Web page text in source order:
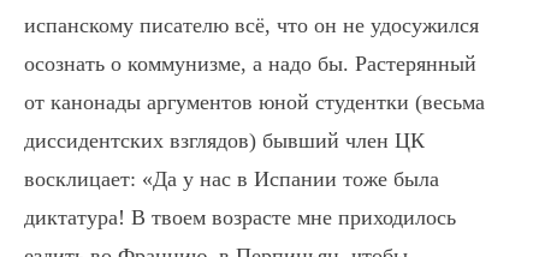
испанскому писателю всё, что он не удосужился
осознать о коммунизме, а надо бы. Растерянный
от канонады аргументов юной студентки (весьма
диссидентских взглядов) бывший член ЦК
восклицает: «Да у нас в Испании тоже была
диктатура! В твоем возрасте мне приходилось